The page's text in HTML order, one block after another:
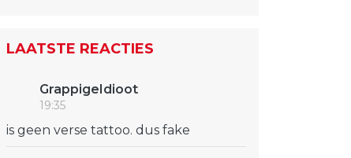
LAATSTE REACTIES
GrappigeIdioot
19:35
is geen verse tattoo. dus fake